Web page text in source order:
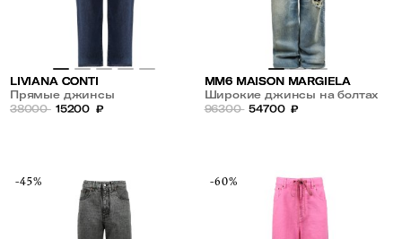
LIVIANA CONTI
Прямые джинсы
38000 15200 ₽
MM6 MAISON MARGIELA
Широкие джинсы на болтах
96300 54700 ₽
-45% -60%